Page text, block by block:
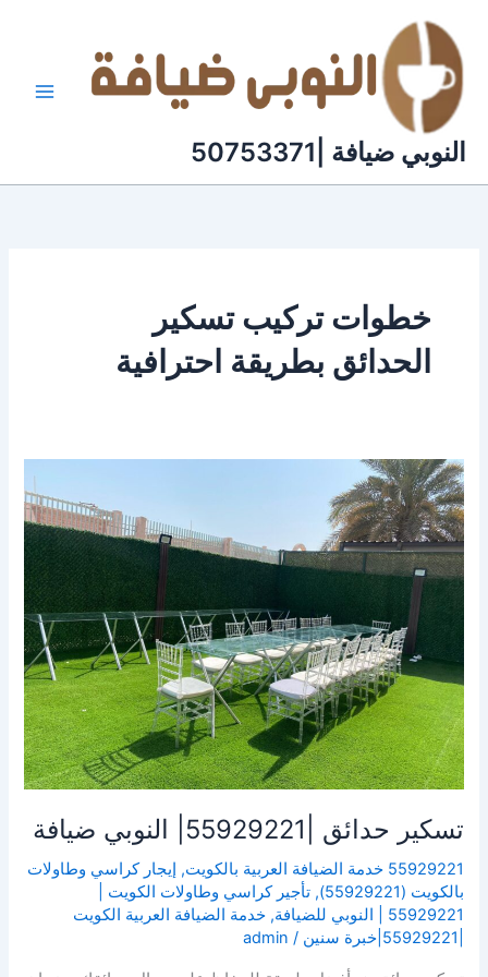
المحتوى
النوبي ضيافة |50753371
خطوات تركيب تسكير
الحدائق بطريقة احترافية
تسكير حدائق |55929221| النوبي ضيافة
55929221 خدمة الضيافة العربية بالكويت , إيجار كراسي وطاولات
بالكويت (55929221)
,تأجير كراسي وطاولات الكويت |
55929221 | النوبي للضيافة
,خدمة الضيافة العربية الكويت
/
admin
تسكير
حدائق
|55929221|
النوبي
ضيافة